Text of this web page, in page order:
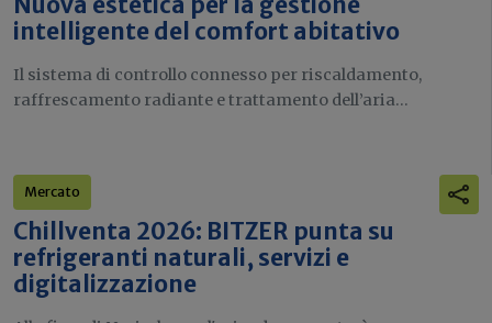
intelligente del comfort abitativo
Il sistema di controllo connesso per riscaldamento,
raffrescamento radiante e trattamento dell’aria...
Mercato
Chillventa 2026: BITZER punta su
refrigeranti naturali, servizi e
digitalizzazione